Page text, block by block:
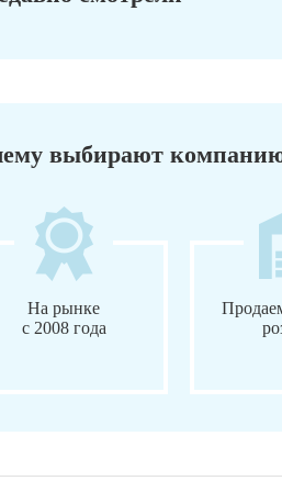
выбирают
На рынке
с 2008 года